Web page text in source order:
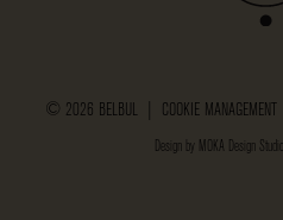
© 2026 BELBUL | COOKIE MANAGEMENT
Design by MOKA Design Studio